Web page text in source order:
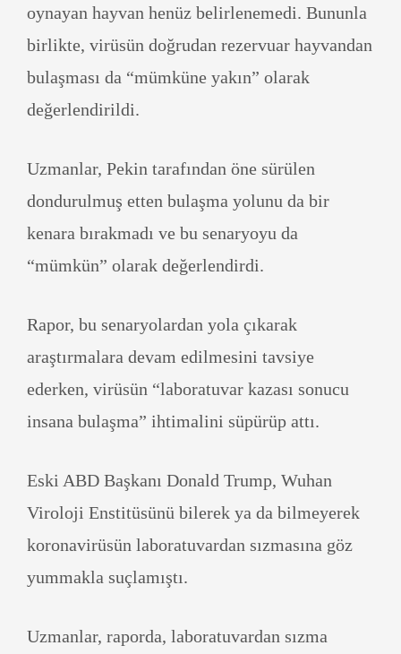
oynayan hayvan henüz belirlenemedi. Bununla
birlikte, virüsün doğrudan rezervuar hayvandan
bulaşması da “mümküne yakın” olarak
değerlendirildi.
Uzmanlar, Pekin tarafından öne sürülen
dondurulmuş etten bulaşma yolunu da bir
kenara bırakmadı ve bu senaryoyu da
“mümkün” olarak değerlendirdi.
Rapor, bu senaryolardan yola çıkarak
araştırmalara devam edilmesini tavsiye
ederken, virüsün “laboratuvar kazası sonucu
insana bulaşma” ihtimalini süpürüp attı.
Eski ABD Başkanı Donald Trump, Wuhan
Viroloji Enstitüsünü bilerek ya da bilmeyerek
koronavirüsün laboratuvardan sızmasına göz
yummakla suçlamıştı.
Uzmanlar, raporda, laboratuvardan sızma